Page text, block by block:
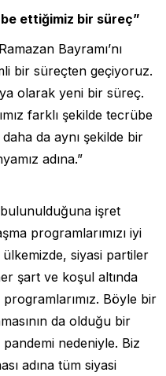
ettiğimiz bir süreç”
Bayramı’nı
bir süreçten geçiyoruz.
olarak yeni bir süreç.
farklı şekilde tecrübe
da aynı şekilde bir
adına.”
işret
programlarımızı iyi
siyasi partiler
şart ve koşul altında
Böyle bir
da olduğu bir
nedeniyle. Biz
adına tüm siyasi